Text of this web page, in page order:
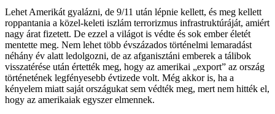
Lehet Amerikát gyalázni, de 9/11 után lépnie kellett, és meg kellett
roppantania a közel-keleti iszlám terrorizmus infrastruktúráját, amiért
nagy árat fizetett. De ezzel a világot is védte és sok ember életét
mentette meg. Nem lehet több évszázados történelmi lemaradást
néhány év alatt ledolgozni, de az afganisztáni emberek a tálibok
visszatérése után értették meg, hogy az amerikai „export” az ország
történetének legfényesebb évtizede volt. Még akkor is, ha a
kényelem miatt saját országukat sem védték meg, mert nem hitték el,
hogy az amerikaiak egyszer elmennek.